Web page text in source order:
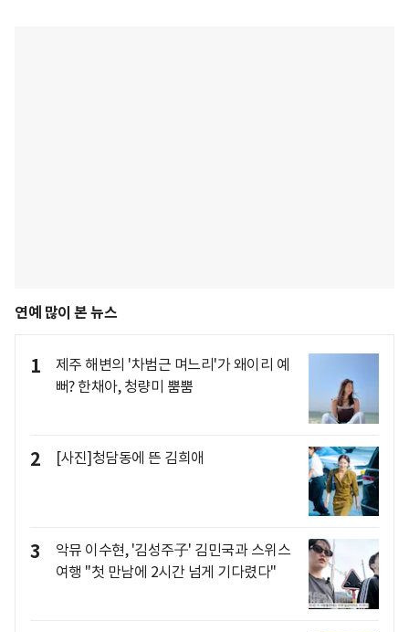
연예 많이 본 뉴스
1
제주 해변의 '차범근 며느리'가 왜이리 예
뻐? 한채아, 청량미 뿜뿜
2 [사진]청담동에 뜬 김희애
3
악뮤 이수현, '김성주子' 김민국과 스위스
여행 "첫 만남에 2시간 넘게 기다렸다"